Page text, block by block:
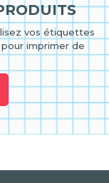
vos étiquettes
imprimer de